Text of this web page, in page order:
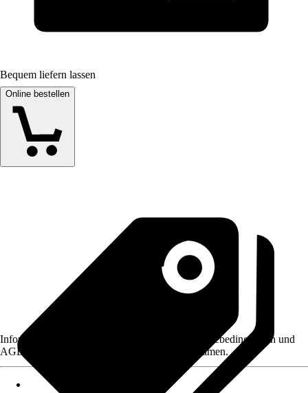
Bequem liefern lassen
Online bestellen
Informationen des Verkäufers, wie z. B. Rückgabebedingungen und
AGB, finden Sie bei Klick auf den Verkäufernamen.